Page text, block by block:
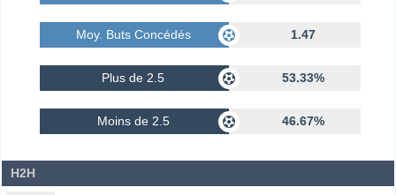
Moy. Buts Concédés 1.47
Plus de 2.5 53.33%
Moins de 2.5 46.67%
H2H